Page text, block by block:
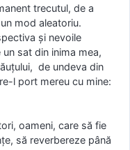
trecutul, de a
mod aleatoriu.
și nevoile
sat din inima mea,
de undeva din
l port mereu cu mine:
oameni, care să fie
să reverbereze până